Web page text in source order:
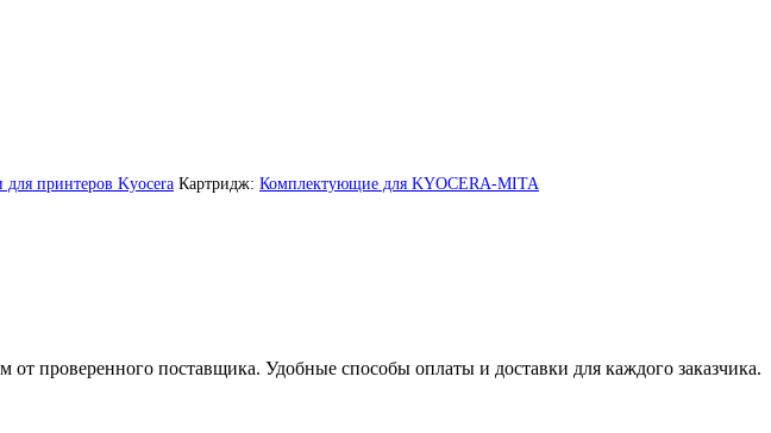
для принтеров Kyocera Картридж: Комплектующие для KYOCERA-MITA
проверенного поставщика. Удобные способы оплаты и доставки для каждого заказчика.